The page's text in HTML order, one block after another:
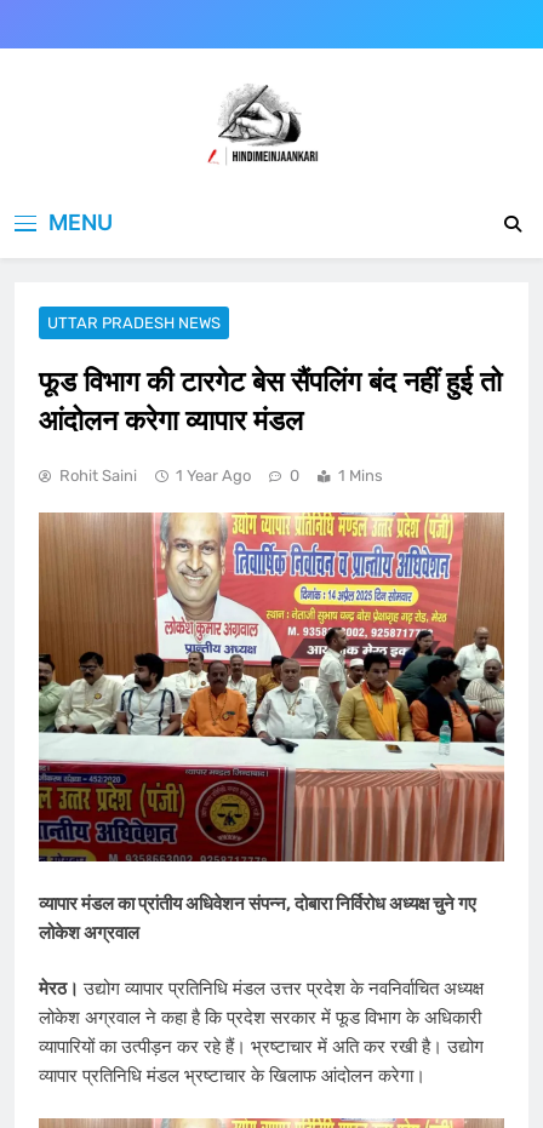
to
MENU
UTTAR PRADESH NEWS
फूड विभाग की टारगेट बेस सैंपलिंग बंद न‌हीं हुई तो
आंदोलन करेगा व्यापार मंडल
Rohit Saini 1 Year Ago 0 1 Mins
व्यापार मंडल का प्रांतीय अधिवेशन संपन्न, दोबारा निर्विरोध अध्यक्ष चुने गए
लोकेश अग्रवाल
मेरठ। उद्योग व्यापार प्रतिनिधि मंडल उत्तर प्रदेश के नवनिर्वाचित अध्यक्ष
लोकेश अग्रवाल ने कहा है कि प्रदेश सरकार में फूड विभाग के अ​धिकारी
व्यापारियों का उत्पीड़न कर रहे हैं। भ्रष्टाचार में अति कर रखी है। उद्योग
व्यापार प्रतिनिधि मंडल भ्रष्टाचार के ​खिलाफ आंदोलन करेगा।